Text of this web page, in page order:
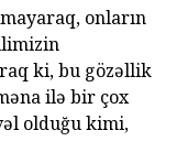
onların
ki, bu gözəllik
ilə bir çox
olduğu kimi,